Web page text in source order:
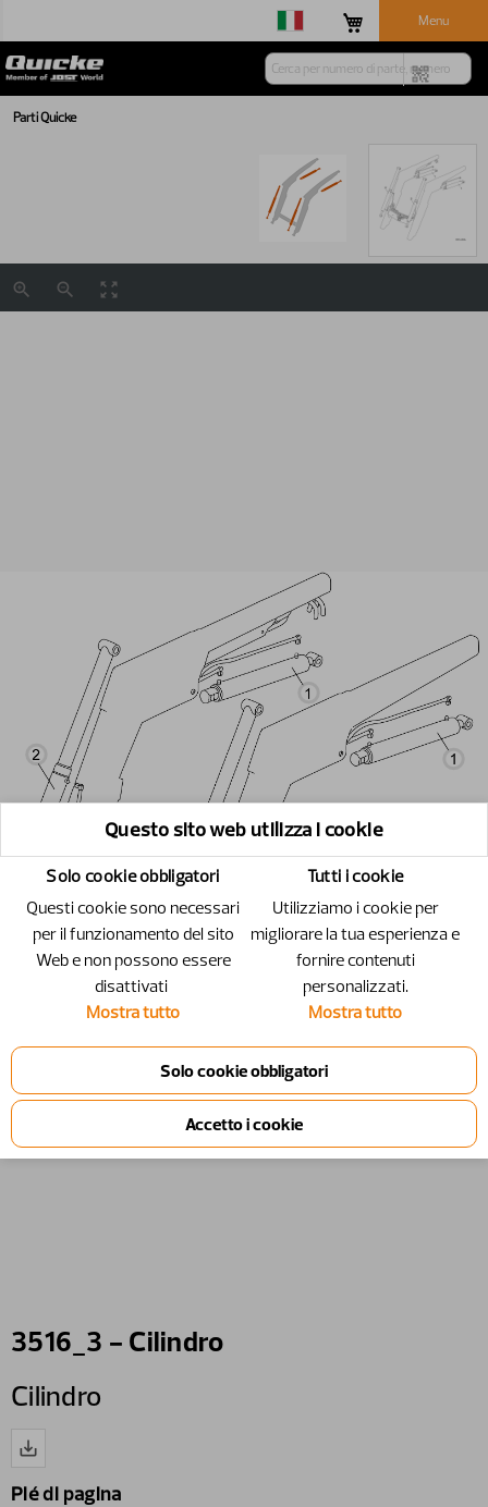
Menu
Parti Quicke
3516_3 - Cilindro
Cilindro
Pié di pagina
Questo sito web utilizza i cookie
Solo cookie obbligatori
Questi cookie sono necessari
per il funzionamento del sito
Web e non possono essere
disattivati ​​
Mostra tutto
Tutti i cookie
Utilizziamo i cookie per
migliorare la tua esperienza e
fornire contenuti
personalizzati.
Mostra tutto